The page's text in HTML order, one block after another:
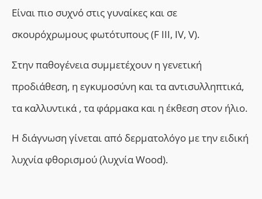
Είναι πιο συχνό στις γυναίκες και σε
σκουρόχρωμους φωτότυπους (F III, IV, V).
Στην παθογένεια συμμετέχουν η γενετική
προδιάθεση, η εγκυμοσύνη και τα αντισυλληπτικά,
τα καλλυντικά , τα φάρμακα και η έκθεση στον ήλιο.
Η διάγνωση γίνεται από δερματολόγο με την ειδική
λυχνία φθορισμού (λυχνία Wood).